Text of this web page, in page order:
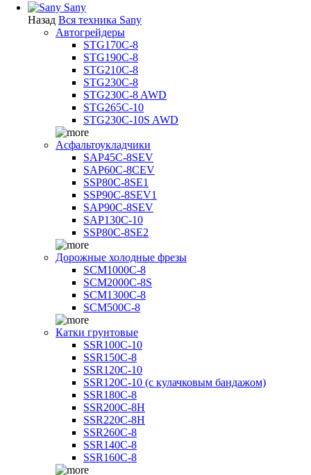
Sany
Назад Вся техника Sany
Автогрейдеры
STG170C-8
STG190C-8
STG210C-8
STG230C-8
STG230C-8 AWD
STG265C-10
STG230C-10S AWD
Асфальтоукладчики
SAP45С-8SEV
SAP60C-8CEV
SSP80C-8SE1
SSP90C-8SEV1
SAP90C-8SEV
SAP130C-10
SSP80C-8SE2
Дорожные холодные фрезы
SCM1000C-8
SCM2000C-8S
SCM1300C-8
SCM500C-8
Катки грунтовые
SSR100C-10
SSR150C-8
SSR120C-10
SSR120C-10 (с кулачковым бандажом)
SSR180C-8
SSR200C-8H
SSR220C-8H
SSR260C-8
SSR140C-8
SSR160C-8